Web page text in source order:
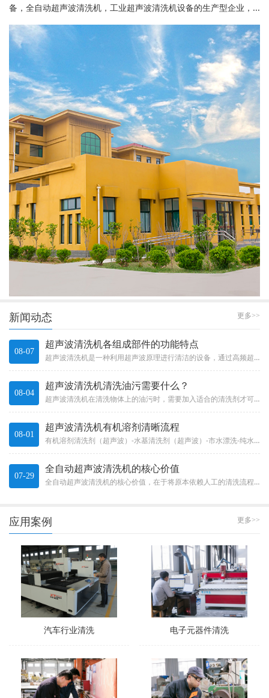
备，全自动超声波清洗机，工业超声波清洗机设备的生产型企业，...
更多>>
新闻动态
08-07
超声波清洗机各组成部件的功能特点
超声波清洗机是一种利用超声波原理进行清洁的设备，通过高频超声波振动产生的微小气泡在液体中爆破，产生冲击力和吸力，能够清...
08-04
超声波清洗机清洗油污需要什么？
超声波清洗机在清洗物体上的油污时，需要加入适合的清洗剂才可以发挥超声波清洗机更好的清洗作用。那么一般需要什么样的清洗剂...
08-01
超声波清洗机有机溶剂清晰流程
有机溶剂清洗剂（超声波）-水基清洗剂（超声波）-市水漂洗-纯水漂洗-IPA（异丙醇）脱水-IPA慢拉干燥。Organi...
07-29
全自动超声波清洗机的核心价值
全自动超声波清洗机的核心价值，在于将原本依赖人工的清洗流程有效自动化。它不只是“加了个机械手”那么简单，而是一整套系统...
更多>>
应用案例
汽车行业清洗 电子元器件清洗